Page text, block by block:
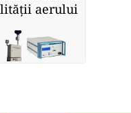
aerului